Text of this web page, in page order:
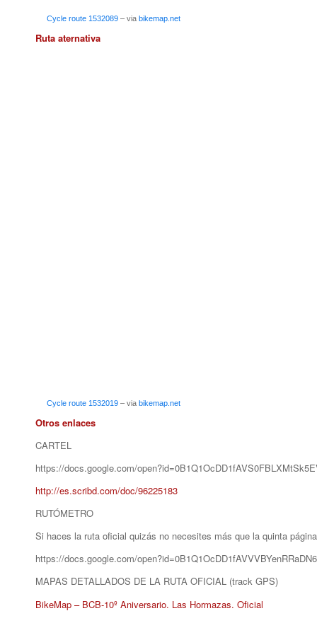
Cycle route 1532089 – via bikemap.net
Ruta aternativa
Cycle route 1532019 – via bikemap.net
Otros enlaces
CARTEL
https://docs.google.com/
http://es.scribd.com/doc/96225183
RUTÓMETRO
Si haces la ruta oficial quizás no necesites más que la quinta
https://docs.google.com/
MAPAS DETALLADOS DE LA RUTA OFICIAL (track GPS)
BikeMap – BCB-10º Aniversario. Las Hormazas. Oficial